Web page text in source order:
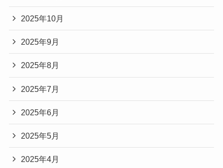
2025年10月
2025年9月
2025年8月
2025年7月
2025年6月
2025年5月
2025年4月